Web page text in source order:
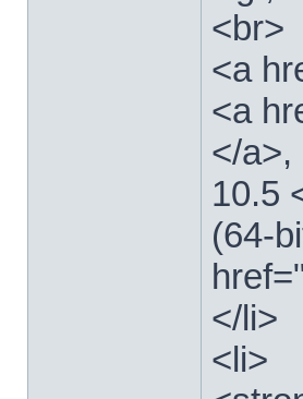
<br>
<a
<a
</a>,
10.5
(64-
</li>
<li>